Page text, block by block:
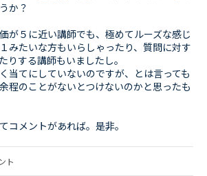
か？
が５に近い講師でも、極めてルーズな感じ
みたいな方もいらしゃったり、質問に対す
りする講師もいましたし。
当てにしていないのですが、とは言っても
程のことがないとつけないのかと思ったも
コメントがあれば。是非。
ト